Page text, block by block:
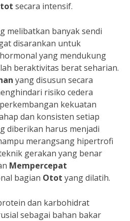
secara intensif.
melibatkan banyak sendi
disarankan untuk
yang mendukung
beraktivitas berat seharian.
yang disusun secara
risiko cedera
kekuatan
dan konsisten setiap
diberikan harus menjadi
merangsang hipertrofi
gerakan yang benar
Mempercepat
bagian Otot yang dilatih.
dan karbohidrat
sebagai bahan bakar